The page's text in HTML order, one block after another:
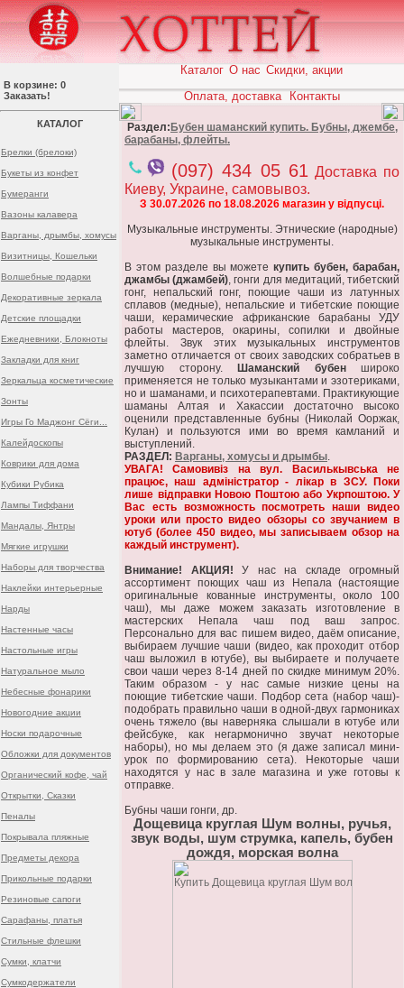
В корзине: 0
Заказать!
КАТАЛОГ
Брелки (брелоки)
Букеты из конфет
Бумеранги
Вазоны калавера
Варганы, дрымбы, хомусы
Визитницы, Кошельки
Волшебные подарки
Декоративные зеркала
Детские площадки
Ежедневники, Блокноты
Закладки для книг
Зеркальца косметические
Зонты
Игры Го Маджонг Сёги...
Калейдоскопы
Коврики для дома
Кубики Рубика
Лампы Тиффани
Мандалы, Янтры
Мягкие игрушки
Наборы для творчества
Наклейки интерьерные
Нарды
Настенные часы
Настольные игры
Натуральное мыло
Небесные фонарики
Новогодние акции
Носки подарочные
Обложки для документов
Органический кофе, чай
Открытки, Сказки
Пеналы
Покрывала пляжные
Предметы декора
Прикольные подарки
Резиновые сапоги
Сарафаны, платья
Стильные флешки
Сумки, клатчи
Сумкодержатели
Каталог О нас Скидки, акции
Оплата, доставка
Контакты
Раздел: Бубен шаманский купить. Бубны, джембе,
барабаны, флейты.
(097) 434 05 61 Доставка по
Киеву, Украине, самовывоз.
З 30.07.2026 по 18.08.2026 магазин у відпусці.
Музыкальные инструменты. Этнические (народные)
музыкальные инструменты.
В этом разделе вы можетекупить бубен, барабан,
джамбы (джамбей), гонги для медитаций, тибетский
гонг, непальский гонг, поющие чаши из латунных
сплавов (медные), непальские и тибетские поющие
чаши, керамические африканские барабаны УДУ
работы мастеров, окарины, сопилки и двойные
флейты. Звук этих музыкальных инструментов
заметно отличается от своих заводских собратьев в
лучшую сторону.
Шаманский бубеншироко
применяется не только музыкантами и эзотериками,
но и шаманами, и психотерапевтами. Практикующие
шаманы Алтая и Хакассии достаточно высоко
оценили представленные бубны (Николай Ооржак,
Кулан) и пользуются ими во время камланий и
выступлений.
РАЗДЕЛ: Варганы, хомусы и дрымбы.
УВАГА! Самовивіз на вул. Василькывська не
працює, наш адміністратор - лікар в ЗСУ. Поки
лише відправки Новою Поштою або Укрпоштою. У
Вас есть возможность посмотреть наши видео
уроки или просто видео обзоры со звучанием в
ютуб (более 450 видео, мы записываем обзор на
каждый инструмент).
Внимание! АКЦИЯ! У нас на складе огромный
ассортимент поющих чаш из Непала (настоящие
оригинальные кованные инструменты, около 100
чаш), мы даже можем заказать изготовление в
мастерских Непала чаш под ваш запрос.
Персонально для вас пишем видео, даём описание,
выбираем лучшие чаши (видео, как проходит отбор
чаш выложил в ютубе), вы выбираете и получаете
свои чаши через 8-14 дней по скидке минимум 20%.
Таким образом - у нас самые низкие цены на
поющие тибетские чаши. Подбор сета (набор чаш)-
подобрать правильно чаши в одной-двух гармониках
очень тяжело (вы наверняка слышали в ютубе или
фейсбуке, как негармонично звучат некоторые
наборы), но мы делаем это (я даже записал мини-
урок по формированию сета). Некоторые чаши
находятся у нас в зале магазина и уже готовы к
отправке.
Бубны чаши гонги, др.
Дощевица круглая Шум волны, ручья,
звук воды, шум струмка, капель, бубен
дождя, морская волна